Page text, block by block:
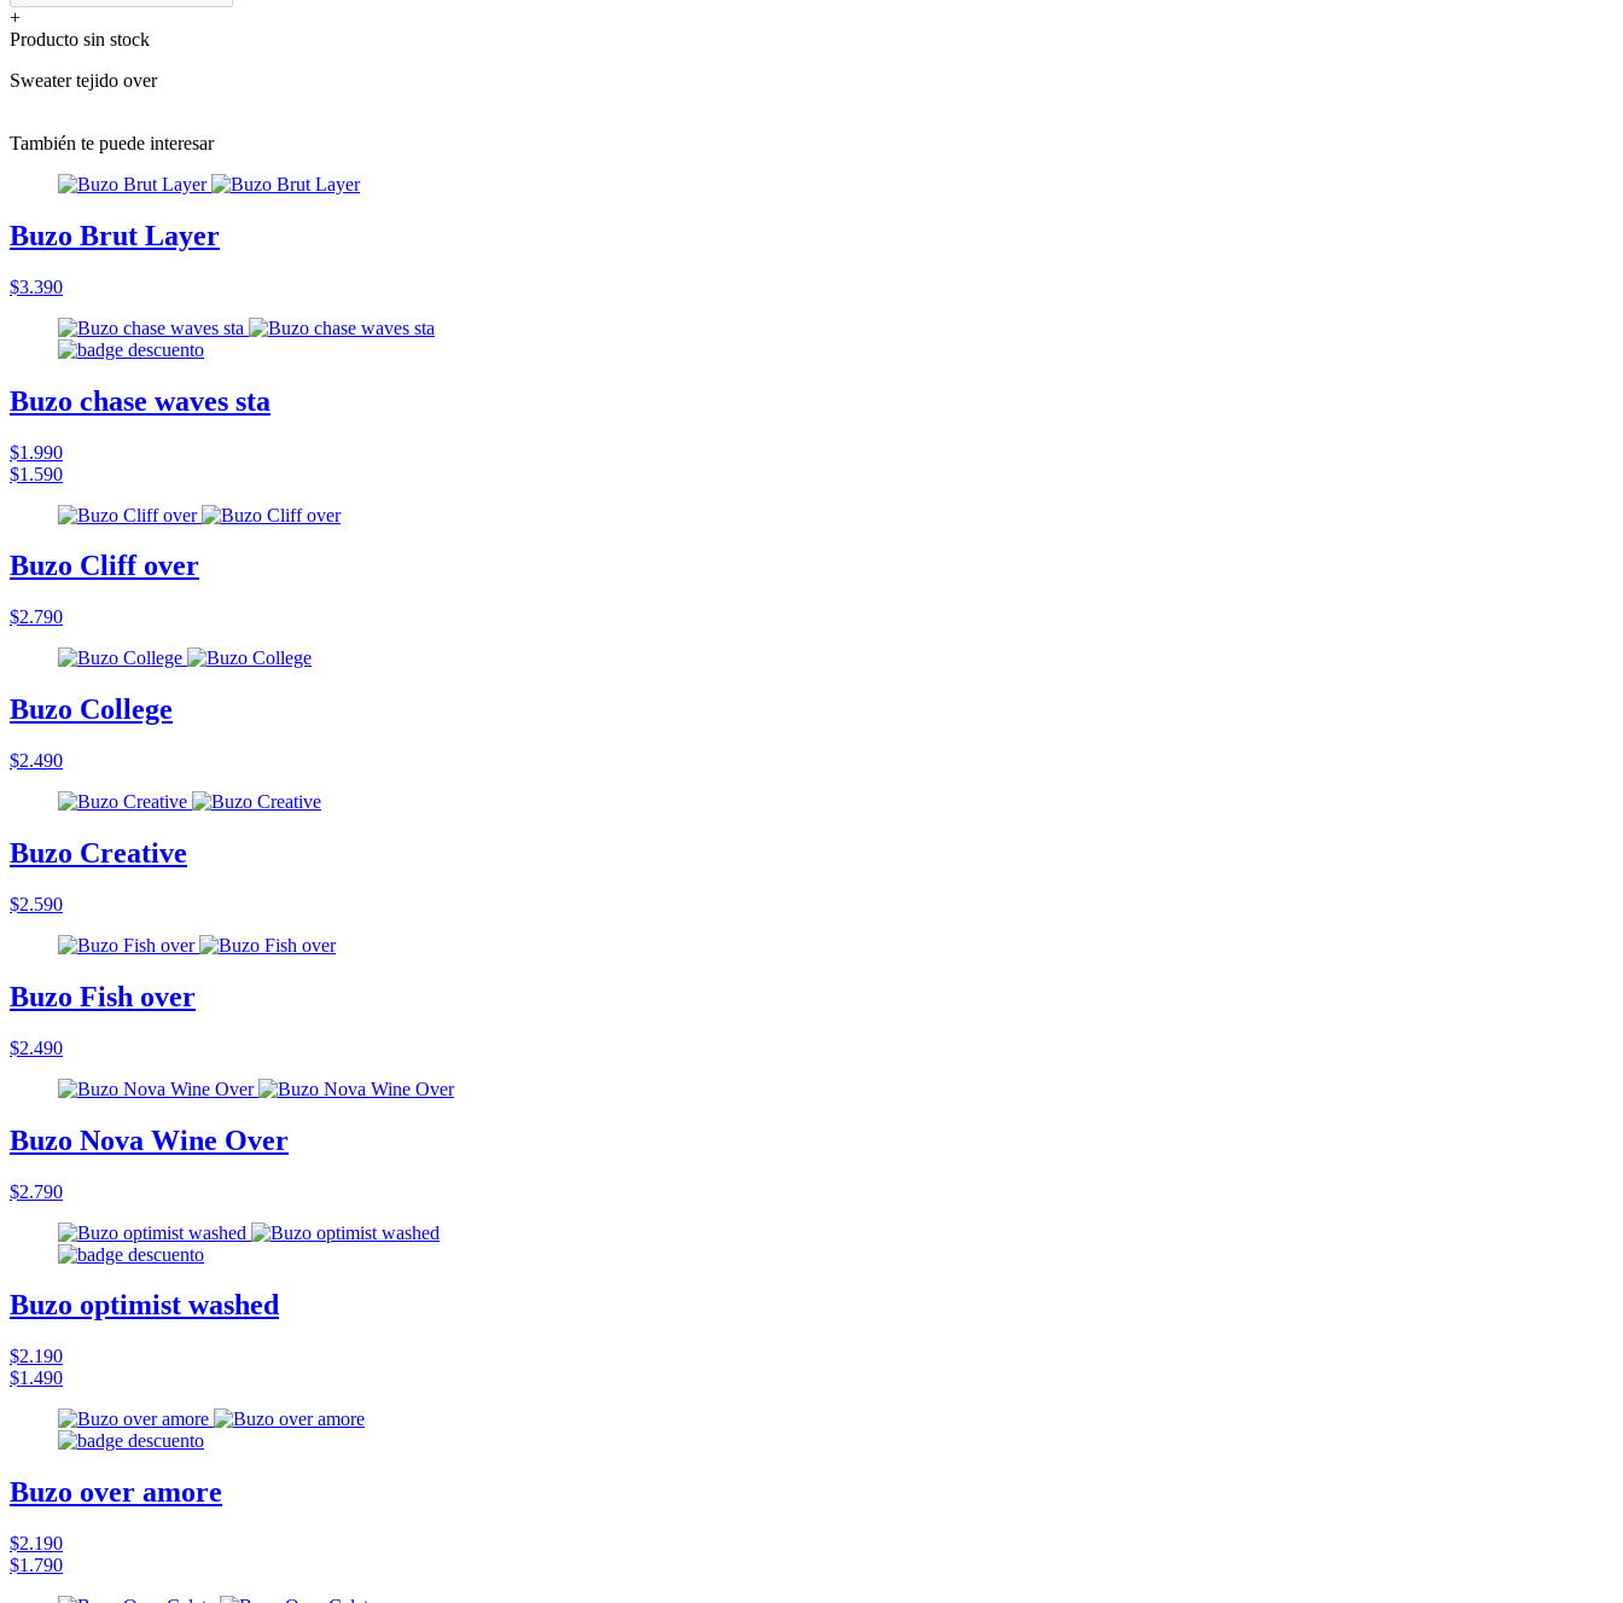
+
Producto sin stock
Sweater tejido over
También te puede interesar
Buzo Brut Layer
$3.390
Buzo chase waves sta
$1.990
$1.590
Buzo Cliff over
$2.790
Buzo College
$2.490
Buzo Creative
$2.590
Buzo Fish over
$2.490
Buzo Nova Wine Over
$2.790
Buzo optimist washed
$2.190
$1.490
Buzo over amore
$2.190
$1.790